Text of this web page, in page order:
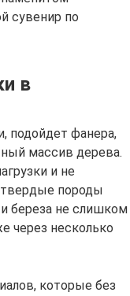
сувенир по
в
подойдет фанера,
массив дерева.
и не
твердые породы
береза не слишком
через несколько
которые без